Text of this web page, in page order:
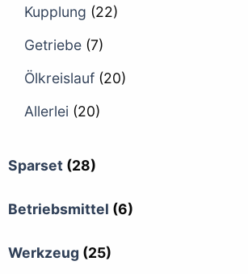
Kupplung (22)
Getriebe (7)
Ölkreislauf (20)
Allerlei (20)
Sparset (28)
Betriebsmittel (6)
Werkzeug (25)